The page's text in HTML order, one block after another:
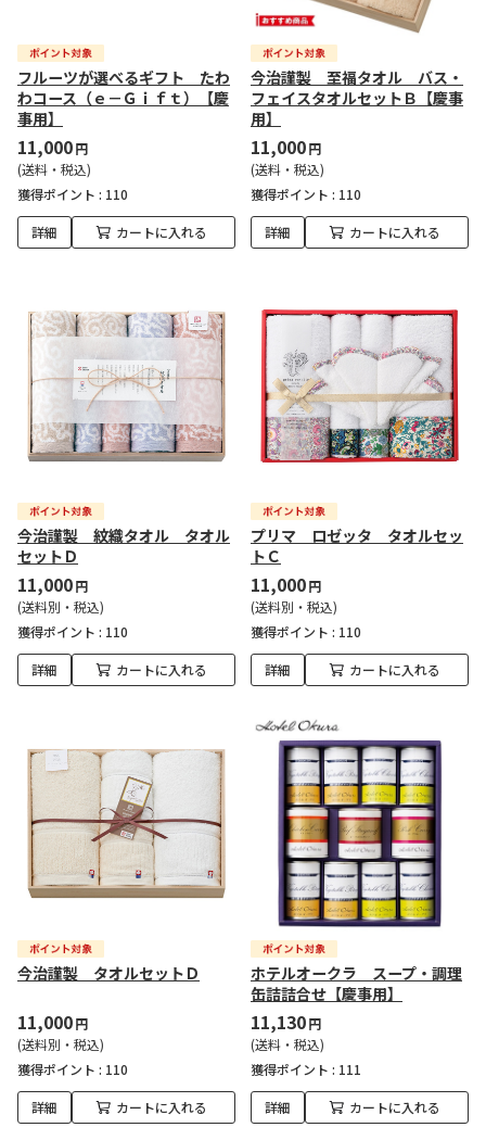
フルーツが選べるギフト たわ
わコース（ｅ－Ｇｉｆｔ）【慶
事用】
11,000円
(送料・税込)
獲得ポイント : 110
詳細 カートに入れる
今治謹製 至福タオル バス・
フェイスタオルセットＢ【慶事
用】
11,000円
(送料・税込)
獲得ポイント : 110
詳細 カートに入れる
今治謹製 紋織タオル タオル
セットＤ
11,000円
(送料別・税込)
獲得ポイント : 110
詳細 カートに入れる
プリマ ロゼッタ タオルセッ
トＣ
11,000円
(送料別・税込)
獲得ポイント : 110
詳細 カートに入れる
今治謹製 タオルセットＤ
11,000円
(送料別・税込)
獲得ポイント : 110
詳細 カートに入れる
ホテルオークラ スープ・調理
缶詰詰合せ【慶事用】
11,130円
(送料・税込)
獲得ポイント : 111
詳細 カートに入れる